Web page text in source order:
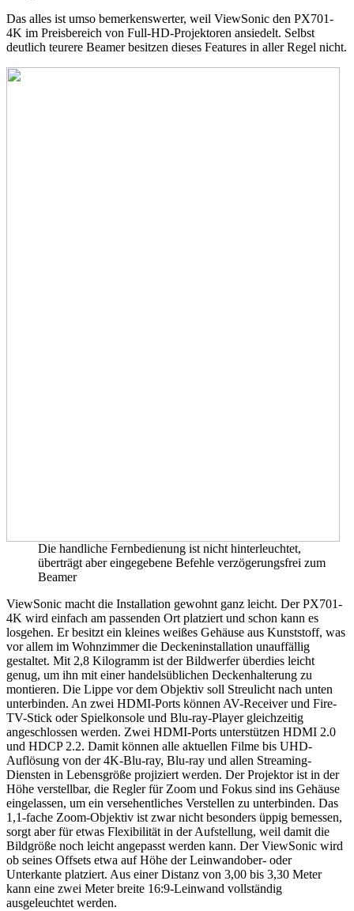
Das alles ist umso bemerkenswerter, weil ViewSonic den PX701-
4K im Preisbereich von Full-HD-Projektoren ansiedelt. Selbst
deutlich teurere Beamer besitzen dieses Features in aller Regel nicht.
Die handliche Fernbedienung ist nicht hinterleuchtet,
überträgt aber eingegebene Befehle verzögerungsfrei zum
Beamer
ViewSonic macht die Installation gewohnt ganz leicht. Der PX701-
4K wird einfach am passenden Ort platziert und schon kann es
losgehen. Er besitzt ein kleines weißes Gehäuse aus Kunststoff, was
vor allem im Wohnzimmer die Deckeninstallation unauffällig
gestaltet. Mit 2,8 Kilogramm ist der Bildwerfer überdies leicht
genug, um ihn mit einer handelsüblichen Deckenhalterung zu
montieren. Die Lippe vor dem Objektiv soll Streulicht nach unten
unterbinden. An zwei HDMI-Ports können AV-Receiver und Fire-
TV-Stick oder Spielkonsole und Blu-ray-Player gleichzeitig
angeschlossen werden. Zwei HDMI-Ports unterstützen HDMI 2.0
und HDCP 2.2. Damit können alle aktuellen Filme bis UHD-
Auflösung von der 4K-Blu-ray, Blu-ray und allen Streaming-
Diensten in Lebensgröße projiziert werden. Der Projektor ist in der
Höhe verstellbar, die Regler für Zoom und Fokus sind ins Gehäuse
eingelassen, um ein versehentliches Verstellen zu unterbinden. Das
1,1-fache Zoom-Objektiv ist zwar nicht besonders üppig bemessen,
sorgt aber für etwas Flexibilität in der Aufstellung, weil damit die
Bildgröße noch leicht angepasst werden kann. Der ViewSonic wird
ob seines Offsets etwa auf Höhe der Leinwandober- oder
Unterkante platziert. Aus einer Distanz von 3,00 bis 3,30 Meter
kann eine zwei Meter breite 16:9-Leinwand vollständig
ausgeleuchtet werden.